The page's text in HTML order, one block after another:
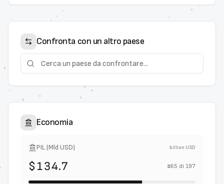
Confronta con un altro paese
Economia
PIL (Mld USD) billion USD
$134.7 #65 di 197